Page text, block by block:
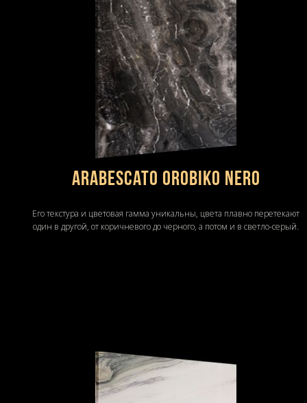
Arabescato Orobiko Nero
Его текстура и цветовая гамма уникальны, цвета плавно перетекают
один в другой, от коричневого до черного, а потом и в светло-серый.